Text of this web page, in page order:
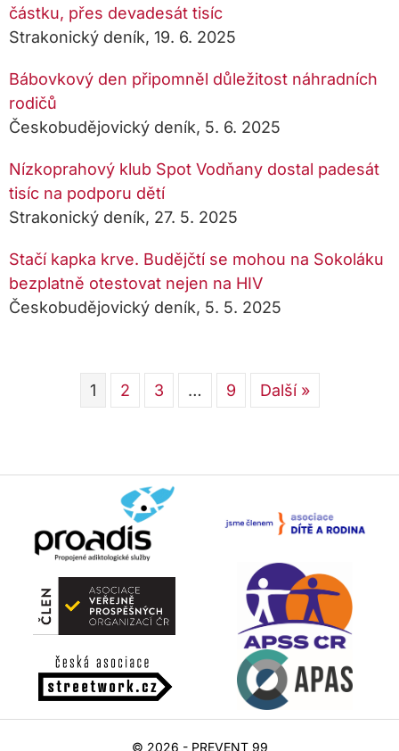
částku, přes devadesát tisíc
Strakonický deník, 19. 6. 2025
Bábovkový den připomněl důležitost náhradních
rodičů
Českobudějovický deník, 5. 6. 2025
Nízkoprahový klub Spot Vodňany dostal padesát
tisíc na podporu dětí
Strakonický deník, 27. 5. 2025
Stačí kapka krve. Budějčtí se mohou na Sokoláku
bezplatně otestovat nejen na HIV
Českobudějovický deník, 5. 5. 2025
1 2 3 … 9 Další »
© 2026 - PREVENT 99